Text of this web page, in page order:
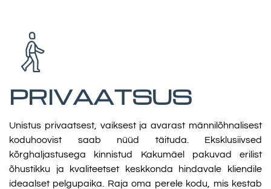
PRIVAATSUS
Unistus privaatsest, vaiksest ja avarast männilõhnalisest
koduhoovist saab nüüd täituda. Eksklusiivsed
kõrghaljastusega kinnistud Kakumäel pakuvad erilist
õhustikku ja kvaliteetset keskkonda hindavale kliendile
ideaalset pelgupaika. Raja oma perele kodu, mis kestab